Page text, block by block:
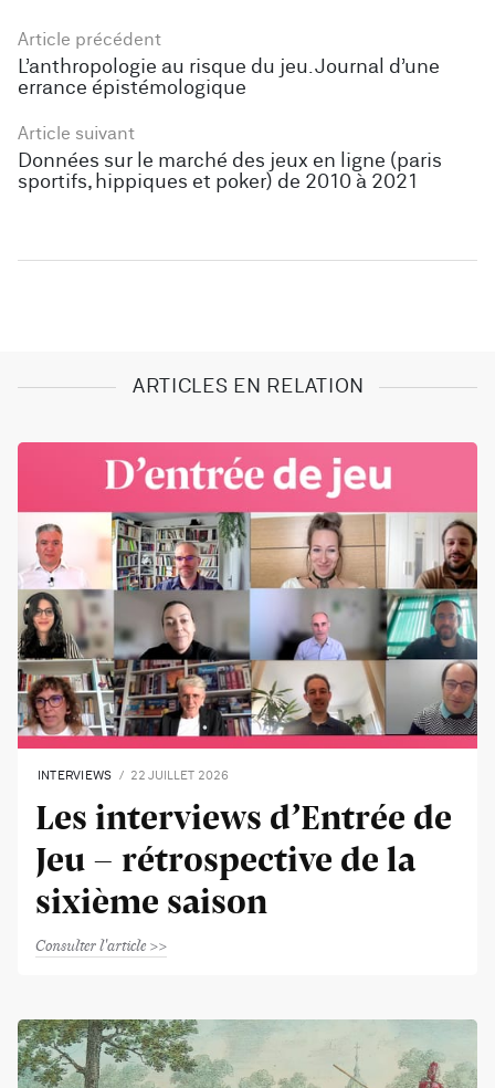
Article précédent
L’anthropologie au risque du jeu. Journal d’une
errance épistémologique
Article suivant
Données sur le marché des jeux en ligne (paris
sportifs, hippiques et poker) de 2010 à 2021
ARTICLES EN RELATION
INTERVIEWS 22 JUILLET 2026
Les interviews d’Entrée de
Jeu - rétrospective de la
sixième saison
Consulter l'article